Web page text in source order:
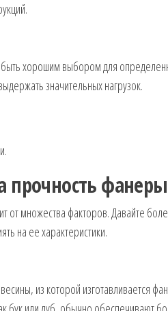
хорошим выбором для
значительных нагрузок.
фанеры
от множества факторов. Давайте
на ее характеристики.
из которой изготавливается